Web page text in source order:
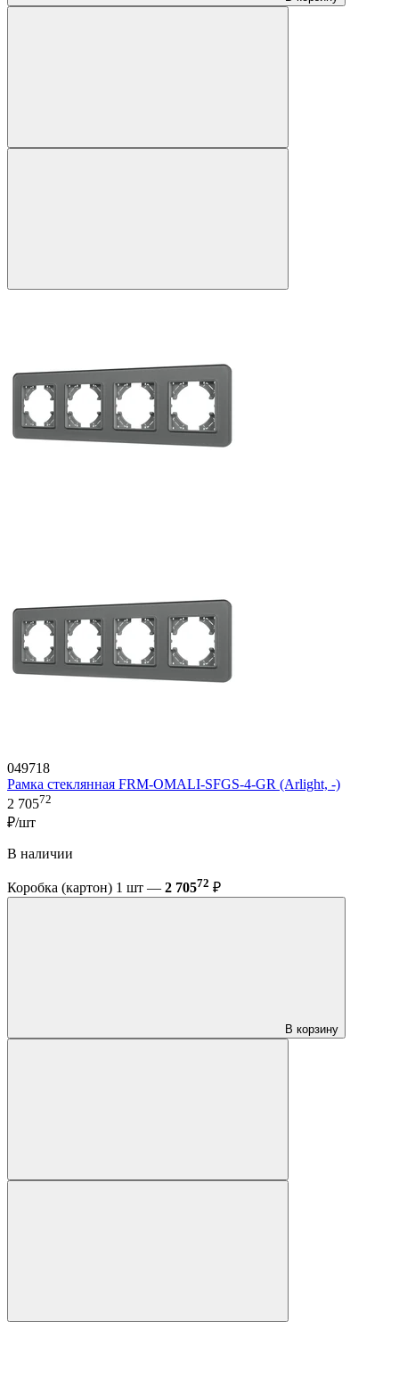
049718
Рамка стеклянная FRM-OMALI-SFGS-4-GR (Arlight, -)
2 70572
₽/шт
В наличии
Коробка (картон) 1 шт — 2 70572 ₽
В корзину